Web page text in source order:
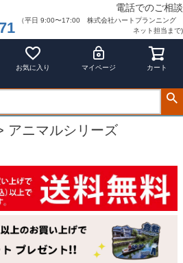
電話でのご相談
（平日 9:00〜17:00 株式会社ハートプランニング
ネット担当まで)
お気に入り マイページ カート
アニマルシリーズ
示しない